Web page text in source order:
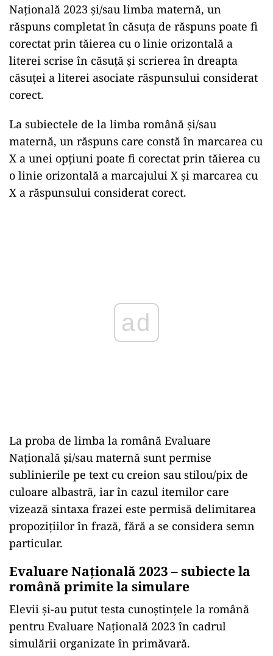
Națională 2023 şi/sau limba maternă, un
răspuns completat în căsuţa de răspuns poate fi
corectat prin tăierea cu o linie orizontală a
literei scrise în căsuţă şi scrierea în dreapta
căsuţei a literei asociate răspunsului considerat
corect.
La subiectele de la limba română şi/sau
maternă, un răspuns care constă în marcarea cu
X a unei opţiuni poate fi corectat prin tăierea cu
o linie orizontală a marcajului X şi marcarea cu
X a răspunsului considerat corect.
ad
La proba de limba la română Evaluare
Națională şi/sau maternă sunt permise
sublinierile pe text cu creion sau stilou/pix de
culoare albastră, iar în cazul itemilor care
vizează sintaxa frazei este permisă delimitarea
propozițiilor în frază, fără a se considera semn
particular.
Evaluare Națională 2023 – subiecte la
română primite la simulare
Elevii și-au putut testa cunoștințele la română
pentru Evaluare Națională 2023 în cadrul
simulării organizate în primăvară.